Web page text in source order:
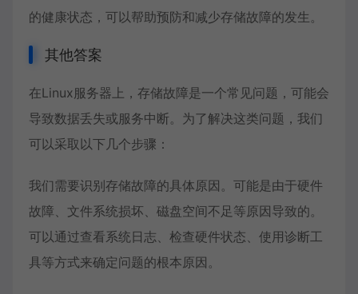
的健康状态，可以帮助预防和减少存储故障的发生。
其他答案
在Linux服务器上，存储故障是一个常见问题，可能会
导致数据丢失或服务中断。为了解决这类问题，我们
可以采取以下几个步骤：
我们需要识别存储故障的具体原因。可能是由于硬件
故障、文件系统损坏、磁盘空间不足等原因导致的。
可以通过查看系统日志、检查硬件状态、使用诊断工
具等方式来确定问题的根本原因。